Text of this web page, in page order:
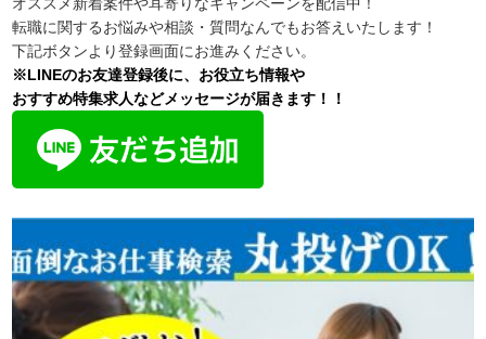
オススメ新着案件や耳寄りなキャンペーンを配信中！
転職に関するお悩みや相談・質問なんでもお答えいたします！
下記ボタンより登録画面にお進みください。
※LINEのお友達登録後に、お役立ち情報や
おすすめ特集求人などメッセージが届きます！！